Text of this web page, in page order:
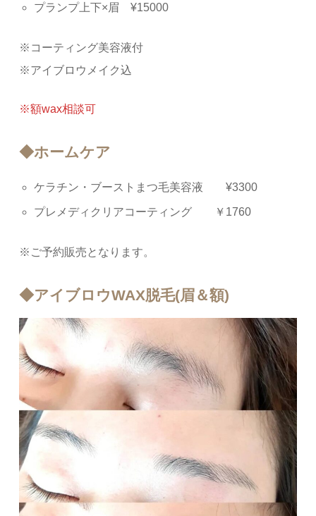
プランプ上下×眉 ¥15000
※コーティング美容液付
※アイブロウメイク込
※額wax相談可
◆ホームケア
ケラチン・ブーストまつ毛美容液 ¥3300
プレメディクリアコーティング ￥1760
※ご予約販売となります。
◆アイブロウWAX脱毛(眉＆額)